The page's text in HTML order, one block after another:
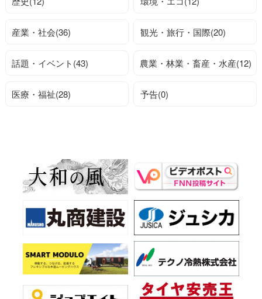
産業・社会(36) 観光・旅行・国際(20)
話題・イベント(43) 農業・林業・畜産・水産(12)
医療・福祉(28) 予告(0)